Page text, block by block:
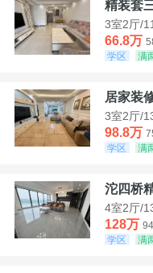
精装套
3室2厅/
66.8万
学区
满
居家装
3室2厅/
98.8万
学区
满
沱四桥
4室2厅/
128万
学区
满